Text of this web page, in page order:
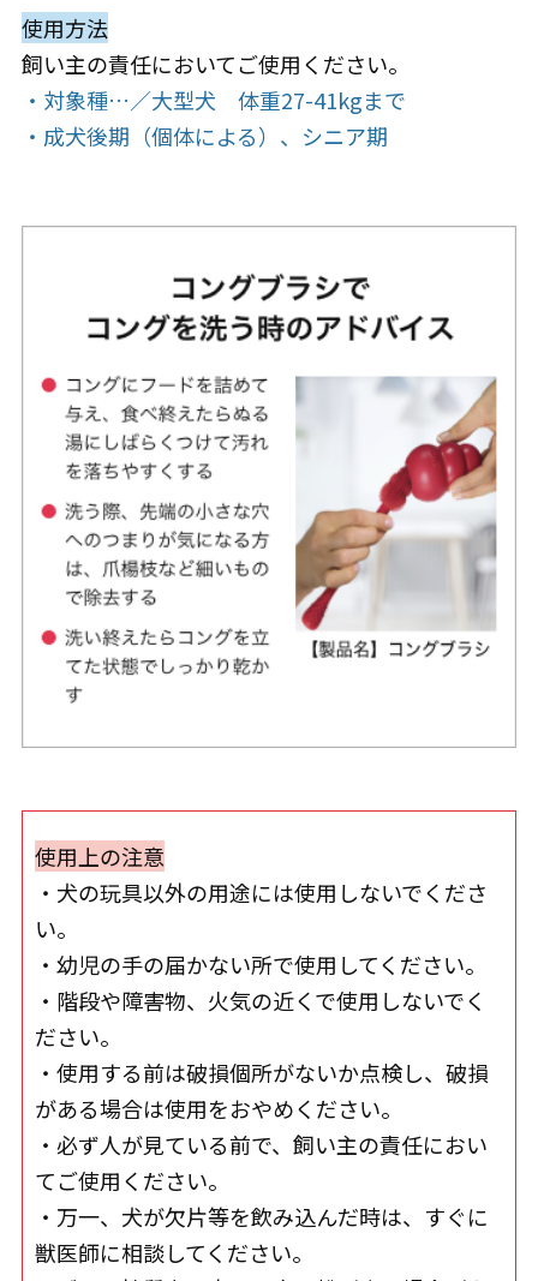
使用方法
飼い主の責任においてご使用ください。
・対象種…／大型犬 体重27-41kgまで
・成犬後期（個体による）、シニア期
使用上の注意
・犬の玩具以外の用途には使用しないでくださ
い。
・幼児の手の届かない所で使用してください。
・階段や障害物、火気の近くで使用しないでく
ださい。
・使用する前は破損個所がないか点検し、破損
がある場合は使用をおやめください。
・必ず人が見ている前で、飼い主の責任におい
てご使用ください。
・万一、犬が欠片等を飲み込んだ時は、すぐに
獣医師に相談してください。